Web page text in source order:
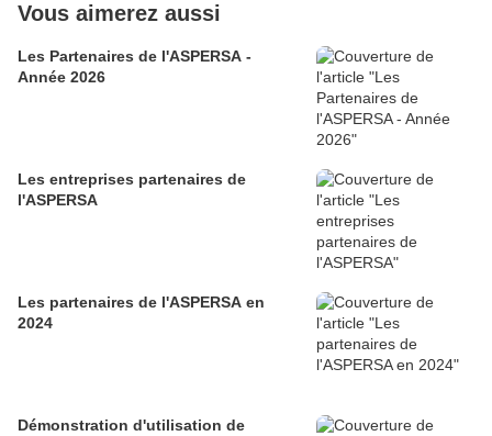
Vous aimerez aussi
Les Partenaires de l'ASPERSA -
Année 2026
Les entreprises partenaires de
l'ASPERSA
Les partenaires de l'ASPERSA en
2024
Démonstration d'utilisation de